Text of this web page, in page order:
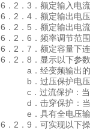
6．2．3．额定输入电
6．2．4．额定输出电
6．2．5．额定输出电
6．2．6．频率调节范
6．2．7．额定容量下
6．2．8．显示以下参
a．经变频输出的
b．过压保护电压值
c．过流保护：当调
d．击穿保护：当高
e．具有全电压输出
6．2．9．可实现以下